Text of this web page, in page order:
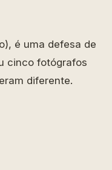
é uma defesa de
cinco fotógrafos
diferente.